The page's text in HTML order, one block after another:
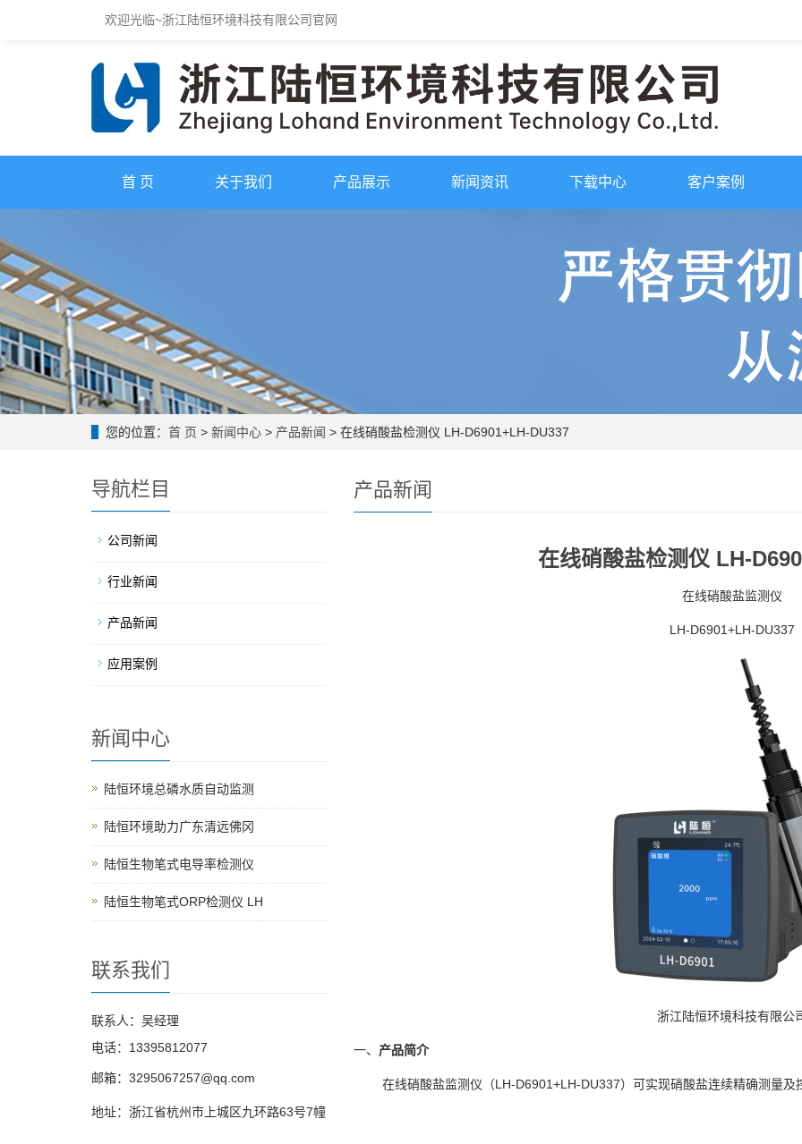
欢迎光临~浙江陆恒环境科技有限公司官网
首 页 关于我们 产品展示 新闻资讯 下载中心 客户案例
您的位置： 首 页 > 新闻中心 > 产品新闻 > 在线硝酸盐检测仪 LH-D6901+LH-DU337
产品新闻
在线硝酸盐检测仪 LH-
在线硝酸盐监测仪
LH-D6901+LH-DU337
浙江陆恒环境科技有限公
一、 产品简介
在线硝酸盐监测仪（LH-D6901+LH-DU337）可实现硝酸盐连续精确测量及
导航栏目
公司新闻
行业新闻
产品新闻
应用案例
新闻中心
陆恒环境总磷水质自动监测
陆恒环境助力广东清远佛冈
陆恒生物笔式电导率检测仪
陆恒生物笔式ORP检测仪 LH
联系我们
联系人：吴经理
电话：13395812077
邮箱：3295067257@qq.com
地址：浙江省杭州市上城区九环路63号7幢